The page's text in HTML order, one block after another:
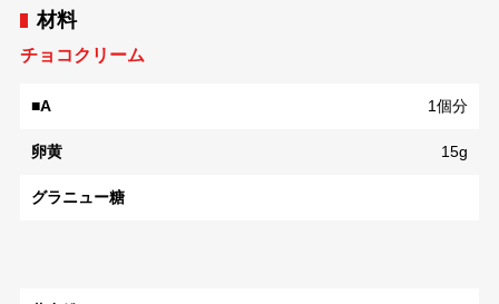
材料
チョコクリーム
■A 1個分
卵黄 15g
グラニュー糖